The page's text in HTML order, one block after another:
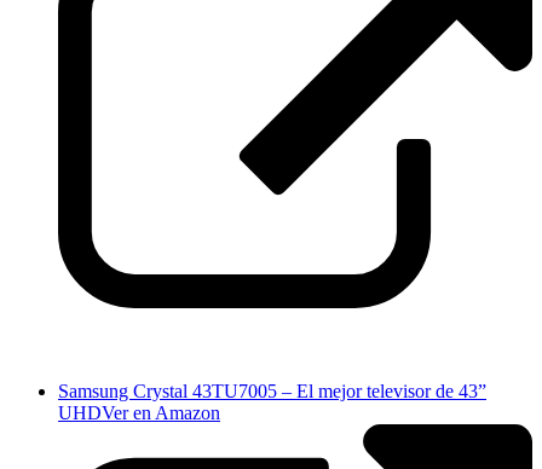
Samsung Crystal 43TU7005 – El mejor televisor de 43”
UHDVer en Amazon